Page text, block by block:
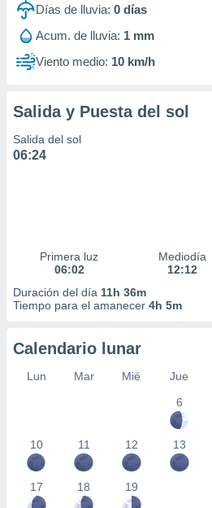
utilizar
uso de
la
contenido
o a través
de
con el
mediante
publicidad
Días de lluvia: 0 días
Acum. de lluvia: 1 mm
Viento medio: 10 km/h
Salida y Puesta del sol
Salida del sol
06:24
Primera luz
06:02
Mediodía
12:12
Duración del día 11h 36m
Tiempo para el amanecer 4h 5m
Calendario lunar
Lun Mar Mié Jue
6
10 11 12 13
17 18 19